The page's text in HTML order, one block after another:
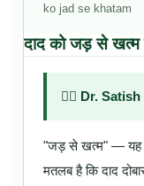
दाद को जड़ से खत्म
ko jad se khatam
👨‍⚕️ Dr.
"जड़ से खत्म" — यह
मतलब है कि दाद